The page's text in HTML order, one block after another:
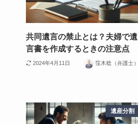
共同遺言の禁止とは？夫婦で遺
言書を作成するときの注意点
2024年4月11日 窪木稔（弁護士）
遺産分割